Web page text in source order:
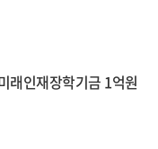
래인재장학기금 1억원